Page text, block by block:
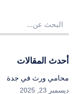
أحدث المقالات
محامي ورث في جدة
ديسمبر 23, 2025